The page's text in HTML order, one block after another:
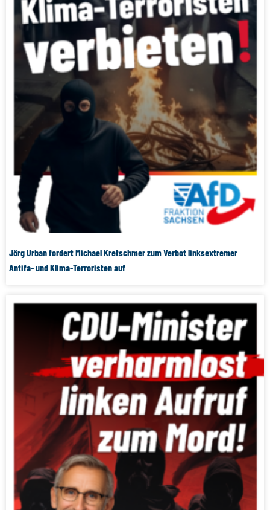
Jörg Urban fordert Michael Kretschmer zum Verbot linksextremer
Antifa- und Klima-Terroristen auf